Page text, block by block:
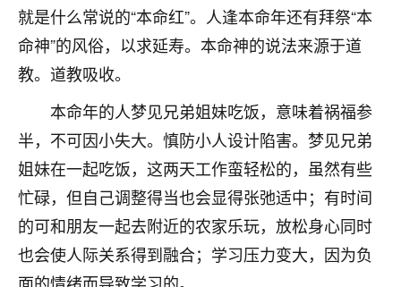
就是什么常说的“本命红”。人逢本命年还有拜祭“本
命神”的风俗，以求延寿。本命神的说法来源于道
教。道教吸收。
本命年的人梦见兄弟姐妹吃饭，意味着祸福参
半，不可因小失大。慎防小人设计陷害。梦见兄弟
姐妹在一起吃饭，这两天工作蛮轻松的，虽然有些
忙碌，但自己调整得当也会显得张弛适中；有时间
的可和朋友一起去附近的农家乐玩，放松身心同时
也会使人际关系得到融合；学习压力变大，因为负
3小时前 来自河北 16
付深
三个，找老师的时候是抱着侥幸心理，没想到老师看
着我晋升有望，我半信半疑的按照老师建议，做了化
太岁还有一个发钱粮，本来年前的人事调整，拖到年
后，我以为都没戏了，结果开年一上班，开会提拔升
职第一个就是我，职务无所谓，主要是底薪加了
3000，非常开心，无论如何，感恩感谢！🙏🏻
鹿森：恭喜升职加薪！！，请客吗？�